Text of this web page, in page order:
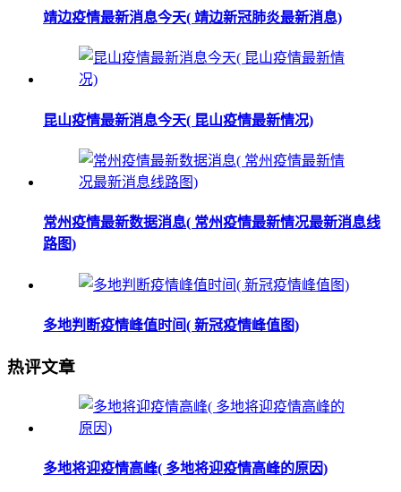
靖边疫情最新消息今天( 靖边新冠肺炎最新消息)
昆山疫情最新消息今天( 昆山疫情最新情况)
常州疫情最新数据消息( 常州疫情最新情况最新消息线
路图)
多地判断疫情峰值时间( 新冠疫情峰值图)
热评文章
多地将迎疫情高峰( 多地将迎疫情高峰的原因)